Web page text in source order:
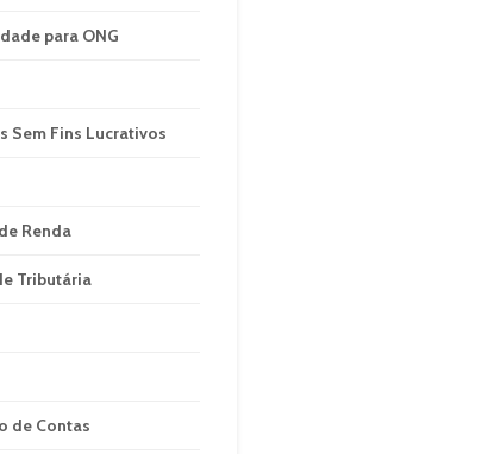
para ONG
Sem Fins Lucrativos
Renda
Tributária
de Contas